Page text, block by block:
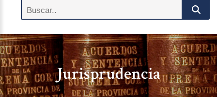
Jurisprudencia